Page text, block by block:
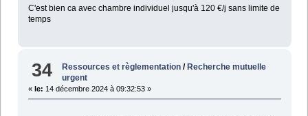
C'est bien ca avec chambre individuel jusqu'à 120 €/j sans limite de
temps
34 Ressources et règlementation /Recherche mutuelle
urgent
« le: 14 décembre 2024 à 09:32:53 »